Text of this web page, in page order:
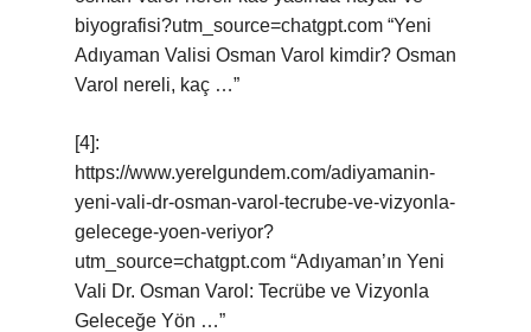
biyografisi?utm_source=chatgpt.com “Yeni
Adıyaman Valisi Osman Varol kimdir? Osman
Varol nereli, kaç …”
[4]:
https://www.yerelgundem.com/adiyamanin-
yeni-vali-dr-osman-varol-tecrube-ve-vizyonla-
gelecege-yoen-veriyor?
utm_source=chatgpt.com “Adıyaman’ın Yeni
Vali Dr. Osman Varol: Tecrübe ve Vizyonla
Geleceğe Yön …”